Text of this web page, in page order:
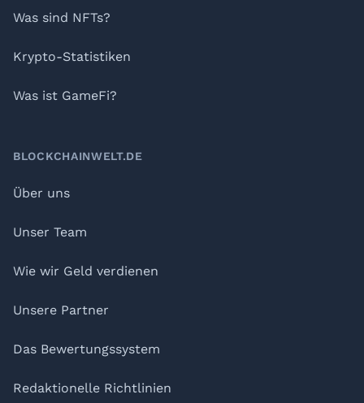
Was sind NFTs?
Krypto-Statistiken
Was ist GameFi?
BLOCKCHAINWELT.DE
Über uns
Unser Team
Wie wir Geld verdienen
Unsere Partner
Das Bewertungssystem
Redaktionelle Richtlinien